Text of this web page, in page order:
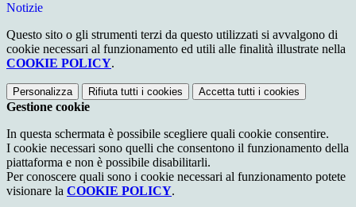
Notizie
Questo sito o gli strumenti terzi da questo utilizzati si avvalgono di
cookie necessari al funzionamento ed utili alle finalità illustrate nella
COOKIE POLICY.
Personalizza Rifiuta tutti i cookies Accetta tutti i cookies
Gestione cookie
In questa schermata è possibile scegliere quali cookie consentire.
I cookie necessari sono quelli che consentono il funzionamento della
piattaforma e non è possibile disabilitarli.
Per conoscere quali sono i cookie necessari al funzionamento potete
visionare la COOKIE POLICY.